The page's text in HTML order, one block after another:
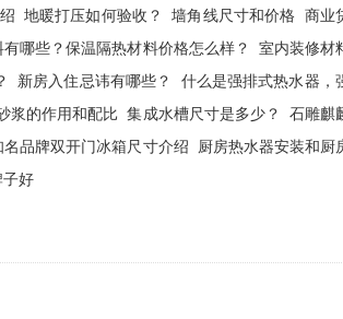
地暖打压如何验收？ 墙角线尺寸和价格 商业
哪些？保温隔热材料价格怎么样？
室内装修材
新房入住忌讳有哪些？
什么是强排式热水器，
浆的作用和配比 集成水槽尺寸是多少？
石雕麒
名品牌双开门冰箱尺寸介绍
厨房热水器安装和厨
子好